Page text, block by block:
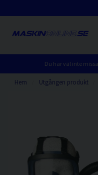
Du har väl inte
Hem Utgången produkt